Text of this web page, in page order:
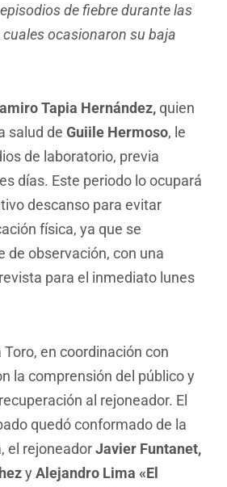
de fiebre durante las
ocasionaron su baja
Tapia Hernández,quien
salud de Guiile Hermoso, le
de laboratorio, previa
días. Este periodo lo ocupará
descanso para evitar
física, ya que se
de observación, con una
para el inmediato lunes
en coordinación con
la comprensión del público y
al rejoneador. El
quedó conformado de la
el rejoneadorJavier Funtanet,
y Alejandro Lima «El